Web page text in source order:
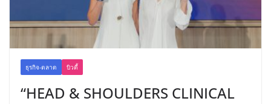
ธุรกิจ-ตลาด บิวตี้
“HEAD & SHOULDERS CLINICAL